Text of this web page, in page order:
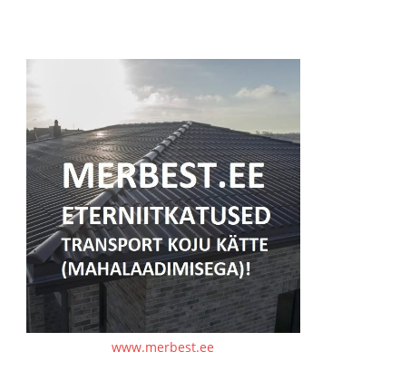
www.merbest.ee